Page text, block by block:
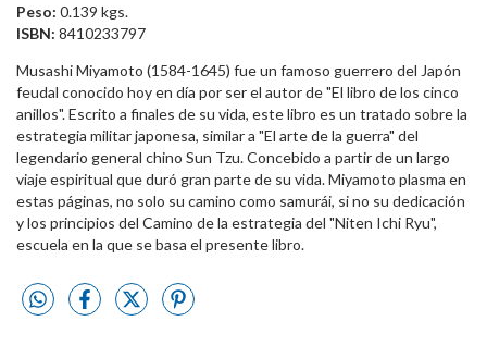
Peso: 0.139 kgs.
ISBN: 8410233797
Musashi Miyamoto (1584-1645) fue un famoso guerrero del Japón
feudal conocido hoy en día por ser el autor de "El libro de los cinco
anillos". Escrito a finales de su vida, este libro es un tratado sobre la
estrategia militar japonesa, similar a "El arte de la guerra" del
legendario general chino Sun Tzu. Concebido a partir de un largo
viaje espiritual que duró gran parte de su vida. Miyamoto plasma en
estas páginas, no solo su camino como samurái, si no su dedicación
y los principios del Camino de la estrategia del "Niten Ichi Ryu",
escuela en la que se basa el presente libro.